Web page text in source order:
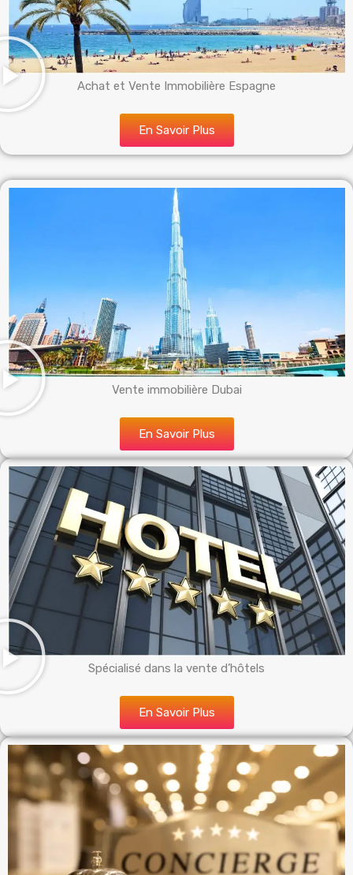
Achat et Vente Immobilière Espagne
En Savoir Plus
Vente immobilière Dubai
En Savoir Plus
Spécialisé dans la vente d’hôtels
En Savoir Plus